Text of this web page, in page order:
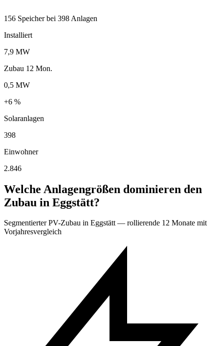
156 Speicher bei 398 Anlagen
Installiert
7,9 MW
Zubau 12 Mon.
0,5 MW
+6 %
Solaranlagen
398
Einwohner
2.846
Welche Anlagengrößen dominieren den
Zubau in Eggstätt?
Segmentierter PV-Zubau in Eggstätt — rollierende 12 Monate mit
Vorjahresvergleich